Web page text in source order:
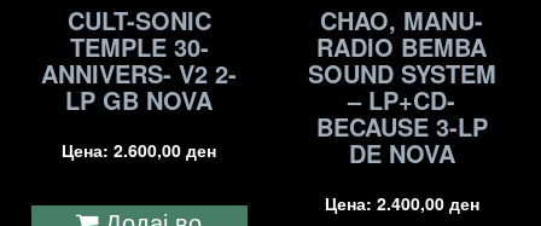
CULT-SONIC
TEMPLE 30-
ANNIVERS- V2 2-
LP GB NOVA
Цена:2.600,00ден
CHAO, MANU-
RADIO BEMBA
SOUND SYSTEM
– LP+CD-
BECAUSE 3-LP
DE NOVA
Цена: 2.400,00 ден